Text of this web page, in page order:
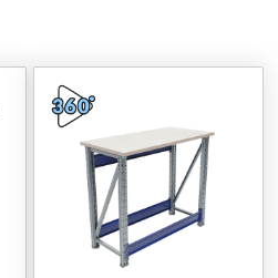
СТЕЛЛАЖИ
МЕБЕЛЬ